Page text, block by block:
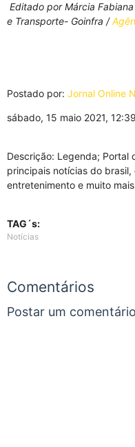
Editado por Márcia
e Transporte- Goinfra /
Postado por: Jornal Online
sábado, 15 maio 2021,
Descrição: Legenda; Portal
principais notícias do
entretenimento e muito
TAG´s:
Notícias
Comentários
Postar um comentário